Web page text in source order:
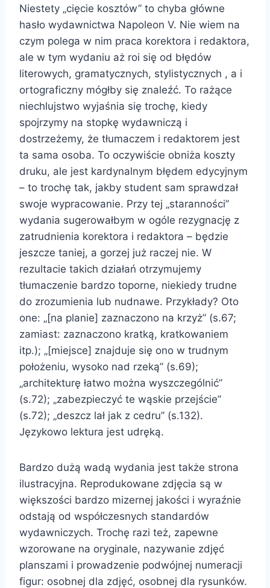
Niestety „cięcie kosztów” to chyba główne
hasło wydawnictwa Napoleon V. Nie wiem na
czym polega w nim praca korektora i redaktora,
ale w tym wydaniu aż roi się od błędów
literowych, gramatycznych, stylistycznych , a i
ortograficzny mógłby się znaleźć. To rażące
niechlujstwo wyjaśnia się trochę, kiedy
spojrzymy na stopkę wydawniczą i
dostrzeżemy, że tłumaczem i redaktorem jest
ta sama osoba. To oczywiście obniża koszty
druku, ale jest kardynalnym błędem edycyjnym
– to trochę tak, jakby student sam sprawdzał
swoje wypracowanie. Przy tej „staranności”
wydania sugerowałbym w ogóle rezygnację z
zatrudnienia korektora i redaktora – będzie
jeszcze taniej, a gorzej już raczej nie. W
rezultacie takich działań otrzymujemy
tłumaczenie bardzo toporne, niekiedy trudne
do zrozumienia lub nudnawe. Przykłady? Oto
one: „[na planie] zaznaczono na krzyż” (s.67;
zamiast: zaznaczono kratką, kratkowaniem
itp.); „[miejsce] znajduje się ono w trudnym
położeniu, wysoko nad rzeką” (s.69);
„architekturę łatwo można wyszczególnić”
(s.72); „zabezpieczyć te wąskie przejście”
(s.72); „deszcz lał jak z cedru” (s.132).
Językowo lektura jest udręką.
Bardzo dużą wadą wydania jest także strona
ilustracyjna. Reprodukowane zdjęcia są w
większości bardzo mizernej jakości i wyraźnie
odstają od współczesnych standardów
wydawniczych. Trochę razi też, zapewne
wzorowane na oryginale, nazywanie zdjęć
planszami i prowadzenie podwójnej numeracji
figur: osobnej dla zdjęć, osobnej dla rysunków.